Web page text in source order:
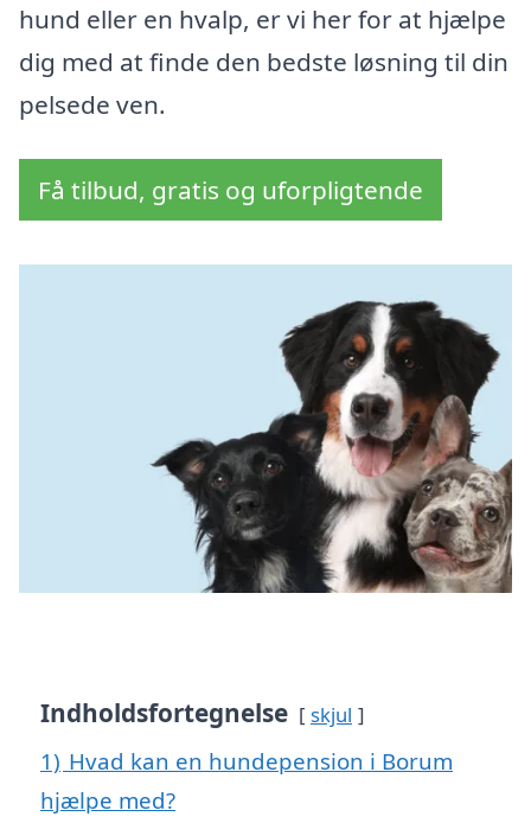
hund eller en hvalp, er vi her for at hjælpe
dig med at finde den bedste løsning til din
pelsede ven.
Få tilbud, gratis og uforpligtende
Indholdsfortegnelse skjul
1) Hvad kan en hundepension i Borum
hjælpe med?